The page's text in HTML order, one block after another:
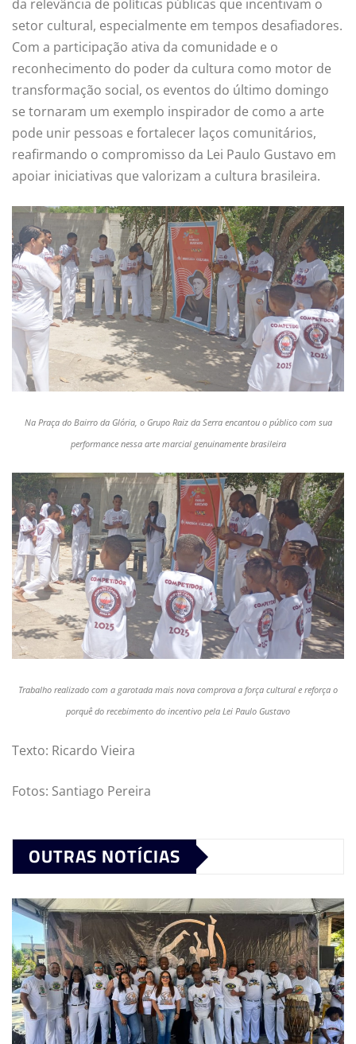
da relevância de políticas públicas que incentivam o
setor cultural, especialmente em tempos desafiadores.
Com a participação ativa da comunidade e o
reconhecimento do poder da cultura como motor de
transformação social, os eventos do último domingo
se tornaram um exemplo inspirador de como a arte
pode unir pessoas e fortalecer laços comunitários,
reafirmando o compromisso da Lei Paulo Gustavo em
apoiar iniciativas que valorizam a cultura brasileira.
Na Praça do Bairro da Glória, o Grupo Raiz da Serra encantou o público com sua
performance nessa arte marcial genuinamente brasileira
Trabalho realizado com a garotada mais nova comprova a força cultural e reforça o
porquê do recebimento do incentivo pela Lei Paulo Gustavo
Texto: Ricardo Vieira
Fotos: Santiago Pereira
OUTRAS NOTÍCIAS